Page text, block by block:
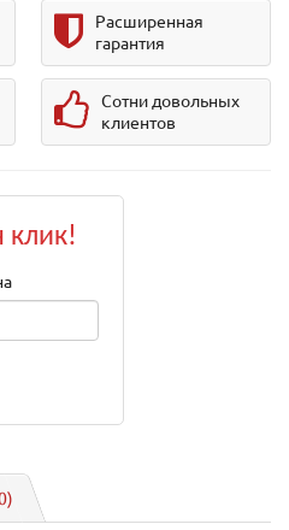
Расширенная
гарантия
Сотни довольных
клиентов
клик!